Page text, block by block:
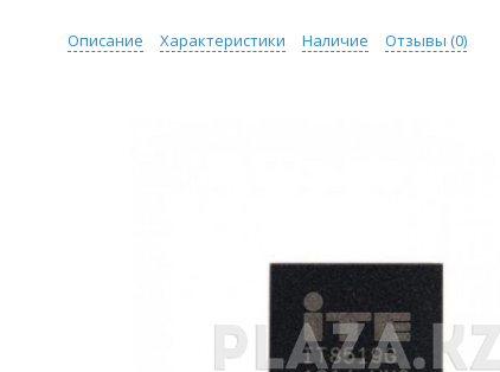
Описание Характеристики Наличие Отзывы (0)